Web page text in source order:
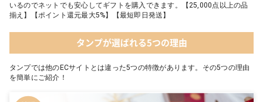
いるのでネットでも安心してギフトを購入できます。【25,000点以上の品
揃え】【ポイント還元最大5%】【最短即日発送】
タンプが選ばれる5つの理由
タンプでは他のECサイトとは違った5つの特徴があります。その5つの理由
を簡単にご紹介！